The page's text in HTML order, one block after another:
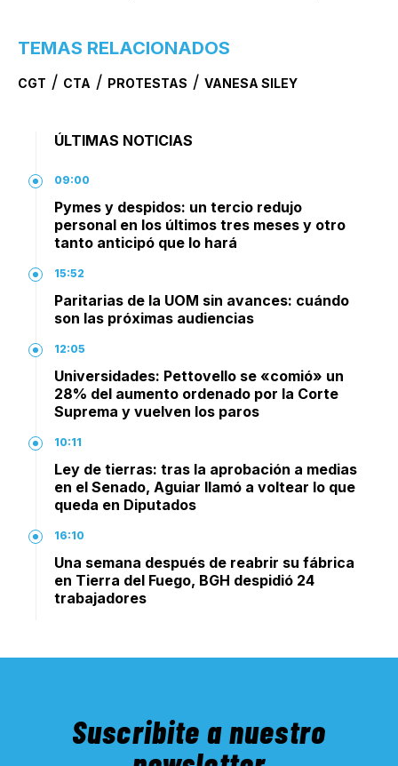
TEMAS RELACIONADOS
CGT / CTA / PROTESTAS / VANESA SILEY
ÚLTIMAS NOTICIAS
09:00
Pymes y despidos: un tercio redujo
personal en los últimos tres meses y otro
tanto anticipó que lo hará
15:52
Paritarias de la UOM sin avances: cuándo
son las próximas audiencias
12:05
Universidades: Pettovello se «comió» un
28% del aumento ordenado por la Corte
Suprema y vuelven los paros
10:11
Ley de tierras: tras la aprobación a medias
en el Senado, Aguiar llamó a voltear lo que
queda en Diputados
16:10
Una semana después de reabrir su fábrica
en Tierra del Fuego, BGH despidió 24
trabajadores
Suscribite a nuestro